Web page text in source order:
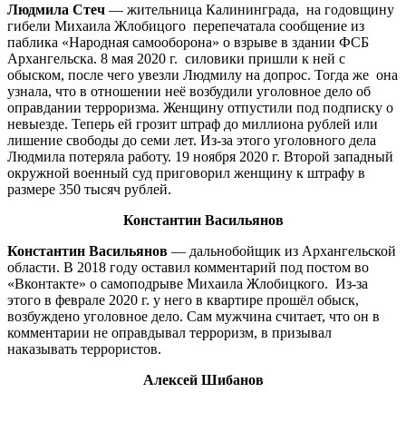
Людмила Стеч — жительница Калининграда, на годовщину
гибели Михаила Жлобицого перепечатала сообщение из
паблика «Народная самооборона» о взрыве в здании ФСБ
Архангельска. 8 мая 2020 г. силовики пришли к ней с
обыском, после чего увезли Людмилу на допрос. Тогда же она
узнала, что в отношении неё возбудили уголовное дело об
оправдании терроризма. Женщину отпустили под подписку о
невыезде. Теперь ей грозит штраф до миллиона рублей или
лишение свободы до семи лет. Из-за этого уголовного дела
Людмила потеряла работу. 19 ноября 2020 г. Второй западный
окружной военный суд приговорил женщину к штрафу в
размере 350 тысяч рублей.
Константин Васильянов
Константин Васильянов — дальнобойщик из Архангельской
области. В 2018 году оставил комментарий под постом во
«Вконтакте» о самоподрыве Михаила Жлобицкого. Из-за
этого в феврале 2020 г. у него в квартире прошёл обыск,
возбуждено уголовное дело. Сам мужчина считает, что он в
комментарии не оправдывал терроризм, в призывал
наказывать террористов.
Алексей Шибанов